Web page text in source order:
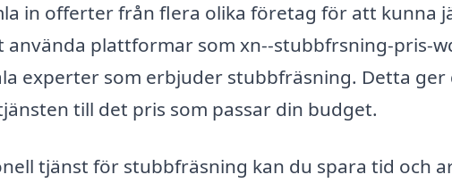
in offerter från flera olika företag för att kunna
använda plattformar som xn--stubbfrsning-pris-
experter som erbjuder stubbfräsning. Detta ger
till det pris som passar din budget.
tjänst för stubbfräsning kan du spara tid och